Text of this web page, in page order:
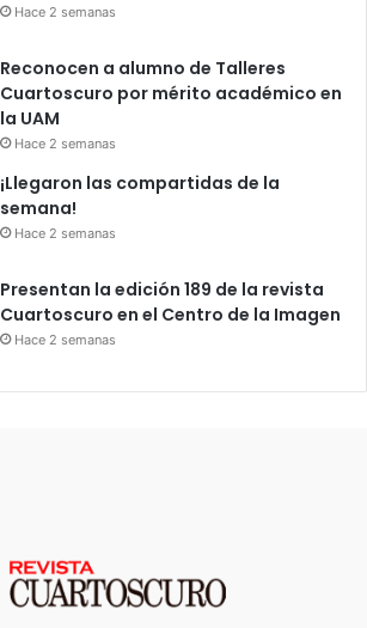
Hace 2 semanas
Reconocen a alumno de Talleres
Cuartoscuro por mérito académico en
la UAM
Hace 2 semanas
¡Llegaron las compartidas de la
semana!
Hace 2 semanas
Presentan la edición 189 de la revista
Cuartoscuro en el Centro de la Imagen
Hace 2 semanas